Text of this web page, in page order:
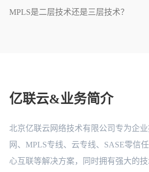
MPLS是二层技术还是三层技术？
亿联云&业务简介
北京亿联云网络技术有限公司专为企业
网、MPLS专线、云专线、SASE零信
心互联等解决方案，同时拥有强大的